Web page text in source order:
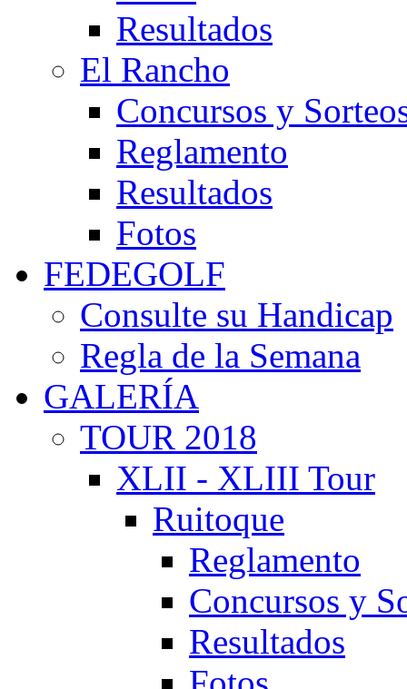
Resultados
El Rancho
Concursos y
Reglamento
Resultados
Fotos
FEDEGOLF
Consulte su Handicap
Regla de la Semana
GALERÍA
TOUR 2018
XLII - XLIII Tour
Ruitoque
Reglamento
Concursos y
Resultados